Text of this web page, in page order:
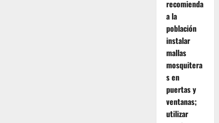
recomienda
a la
población
instalar
mallas
mosquitera
s en
puertas y
ventanas;
utilizar